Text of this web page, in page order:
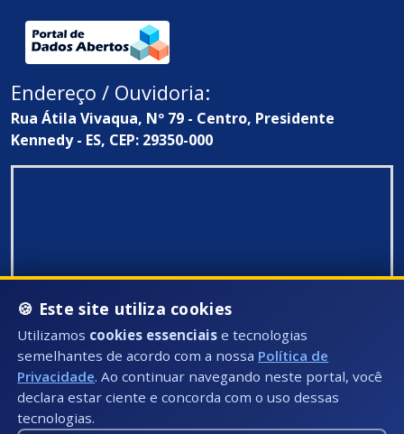
Endereço / Ouvidoria:
Rua Átila Vivaqua, Nº 79 - Centro, Presidente
Kennedy - ES, CEP: 29350-000
🍪 Este site utiliza cookies
Utilizamos cookies essenciais e tecnologias
semelhantes de acordo com a nossa Política de
Privacidade. Ao continuar navegando neste portal, você
declara estar ciente e concorda com o uso dessas
tecnologias.